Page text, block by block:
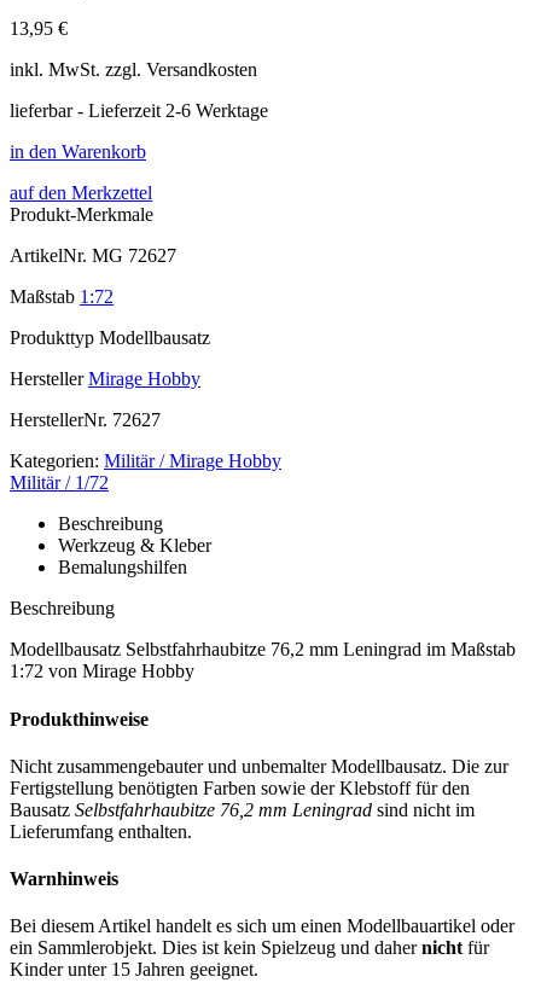
13,95 €
inkl. MwSt. zzgl. Versandkosten
lieferbar - Lieferzeit 2-6 Werktage
in den Warenkorb
auf den Merkzettel
Produkt-Merkmale
ArtikelNr. MG 72627
Maßstab 1:72
Produkttyp Modellbausatz
Hersteller Mirage Hobby
HerstellerNr. 72627
Kategorien: Militär / Mirage Hobby
Militär / 1/72
Beschreibung
Werkzeug & Kleber
Bemalungshilfen
Beschreibung
Modellbausatz Selbstfahrhaubitze 76,2 mm Leningrad im Maßstab
1:72 von Mirage Hobby
Produkthinweise
Nicht zusammengebauter und unbemalter Modellbausatz. Die zur
Fertigstellung benötigten Farben sowie der Klebstoff für den
Bausatz Selbstfahrhaubitze 76,2 mm Leningrad sind nicht im
Lieferumfang enthalten.
Warnhinweis
Bei diesem Artikel handelt es sich um einen Modellbauartikel oder
ein Sammlerobjekt. Dies ist kein Spielzeug und dahernicht für
Kinder unter 15 Jahren geeignet.